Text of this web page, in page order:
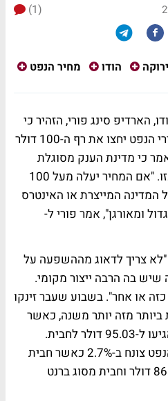
(1)
הודו
מחיר הנפט
הארדיפ סינג פורי, הזהיר כי
יהיה "כאוס מאורגן" אם מחירי הנפט יחצו את רף ה-100 דולר
כי מדינת הענק מסוגלת
להתמודד עם התייקרות שכזו. "אם המחיר יעלה מעל 100
המדינה המייצרת או האינטרס
ומאורגן", אמר פורי ל-
"לא צריך לדאוג מההשפעה על
שיש בה הרבה ייצור מקומי.
או אחר". בשבוע שעבר זינקו
ביותר מזה יותר משנה, כאשר
החוזים העתידיים בארה"ב הגיעו ל-95.03 דולר לחבית.
המחירים נסוגו מאז ומחיר הנפט צונח ב-2.7% כאשר חבית
מסוג WTI נסחרת תמורת 86.7 דולר וחבית מסוג ברנט